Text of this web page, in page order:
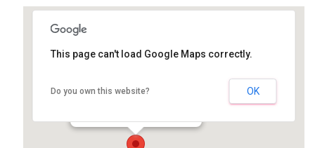
S
Sóskúti Lovas és Élménypark
This page can't load Google Maps correctly.
Do you own this website? OK